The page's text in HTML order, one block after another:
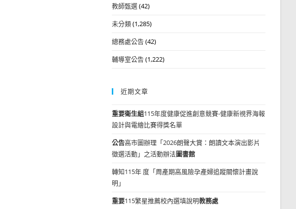
教師甄選(42)
未分類(1,285)
總務處公告(42)
輔導室公告(1,222)
近期文章
重要衛生組115年度健康促進創意競賽-健康新視界海報
設計與電繪比賽得獎名單
公告高市圖辦理「2026朗聲大賞：朗讀文本演出影片
徵選活動」之活動辦法圖書館
轉知115年 度「周產期高風險孕產婦追蹤關懷計畫說
明」
重要115繁星推薦校內選填說明教務處